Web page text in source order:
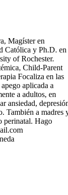
Magíster en
Católica y Ph.D. en
of Rochester.
Child-Parent
Focaliza en las
aplicada a
a adultos, en
ansiedad,
También a madres
perinatal. Hago